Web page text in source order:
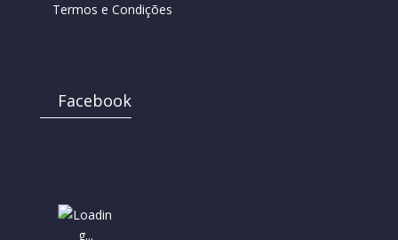
Termos e Condições
Facebook